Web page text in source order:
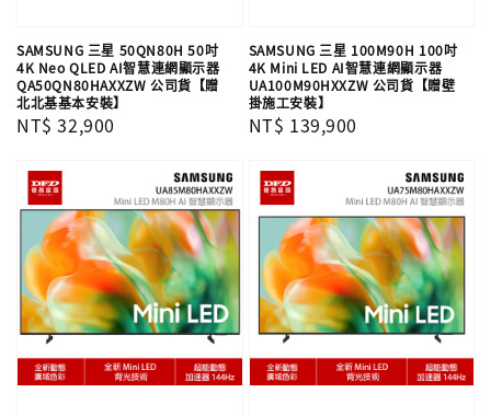
SAMSUNG 三星 50QN80H 50吋
4K Neo QLED AI智慧連網顯示器
QA50QN80HAXXZW 公司貨【贈
北北基基本安裝】
Regular
NT$ 32,900
SAMSUNG 三星 100M90H 100吋
4K Mini LED AI智慧連網顯示器
UA100M90HXXZW 公司貨【贈壁
掛施工安裝】
Regular
NT$ 139,900